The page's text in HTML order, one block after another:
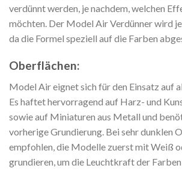
verdünnt werden, je nachdem, welchen
möchten. Der Model Air Verdünner wird
da die Formel speziell auf die Farben
Oberflächen:
Model Air eignet sich für den Einsatz auf
Es haftet hervorragend auf Harz- und
sowie auf Miniaturen aus Metall und
vorherige Grundierung. Bei sehr dunklen
empfohlen, die Modelle zuerst mit Weiß
grundieren, um die Leuchtkraft der